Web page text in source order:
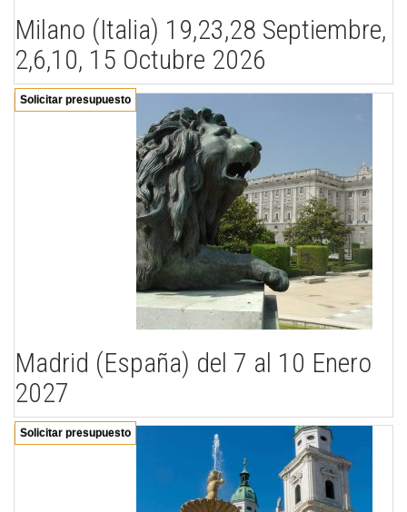
Milano (Italia) 19,23,28 Septiembre,
2,6,10, 15 Octubre 2026
Solicitar presupuesto
Madrid (España) del 7 al 10 Enero
2027
Solicitar presupuesto